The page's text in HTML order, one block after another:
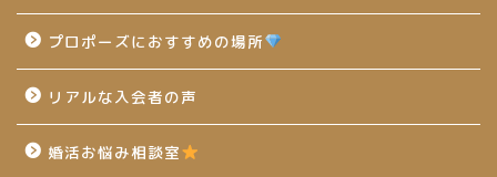
プロポーズにおすすめの場所
リアルな入会者の声
婚活お悩み相談室